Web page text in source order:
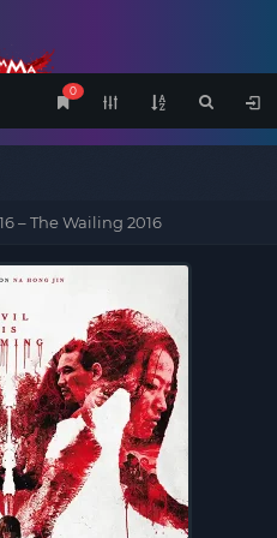
0
– The Wailing 2016